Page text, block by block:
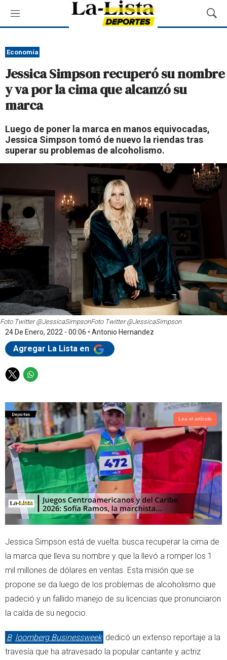
M
e
ú
M
o
a
r
a
Economía
Jessica Simpson recuperó su nombre
y va por la cima que alcanzó su
marca
Luego de poner la marca en manos equivocadas,
Jessica Simpson tomó de nuevo la riendas tras
superar su problemas de alcoholismo.
Foto Twitter @JessicaSimpsonFoto Twitter @JessicaSimpson
24 De Enero, 2022 - 00:06 • Antonio Hernandez
Agregar La Lista en
T
i
t
t
e
r
W
a
t
s
a
p
p
Lea el artículo
Jessica Simpson está de vuelta: busca recuperar la cima de
la marca que lleva su nombre y que la llevó a romper los 1
mil millones de dólares en ventas. Esta misión que se
propone se da luego de los problemas de alcoholismo que
padeció y un fallido manejo de su licencias que pronunciaron
la caída de su negocio.
B loomberg Businessweek dedicó un extenso reportaje a la
travesía que ha atravesado la popular cantante y actriz